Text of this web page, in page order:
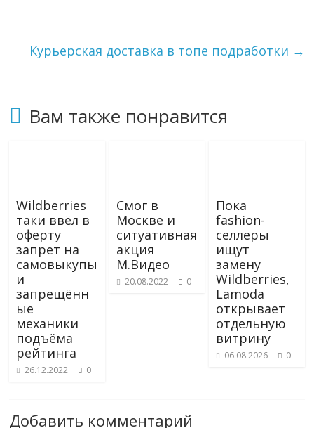
i
Курьерская доставка в топе подработки →
Вам также понравится
Wildberries
таки ввёл в
оферту
запрет на
самовыкупы
и
запрещённ
ые
механики
подъёма
рейтинга
26.12.2022 0
Смог в
Москве и
ситуативная
акция
М.Видео
20.08.2022 0
Пока
fashion-
селлеры
ищут
замену
Wildberries,
Lamoda
открывает
отдельную
витрину
06.08.2026 0
Добавить комментарий